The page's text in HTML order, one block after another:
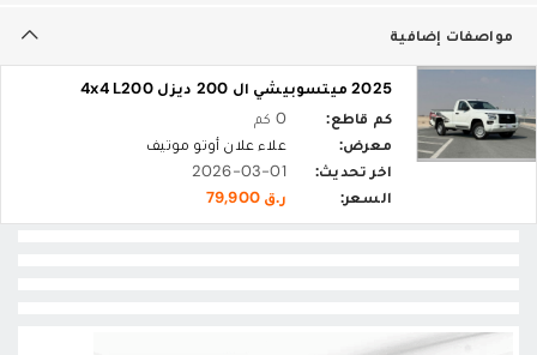
مواصفات إضافية
2025 ميتسوبيشي ال 200 ديزل 4x4 L200
كم قاطع:
0 كم
معرض:
علاء علان أوتو موتيف
اخر تحديث:
2026-03-01
السعر:
ر.ق 79,900